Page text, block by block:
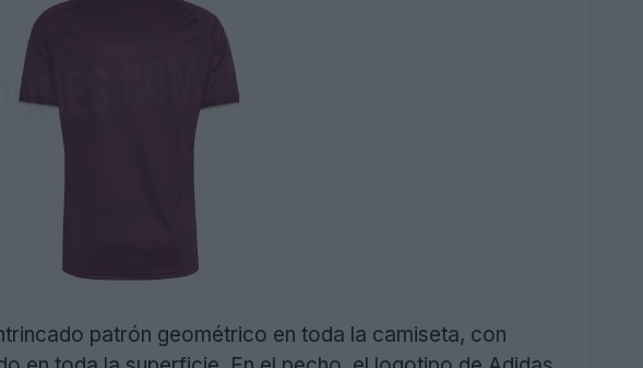
patrón geométrico en toda la camiseta, con